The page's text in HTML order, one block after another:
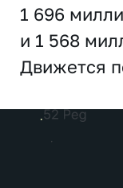
1 696
и 1 568
Движется